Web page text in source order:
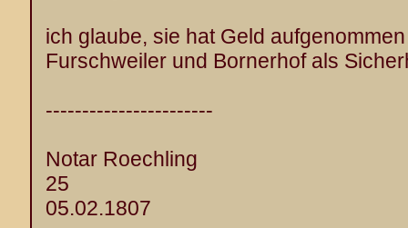
ich glaube, sie hat Geld
Furschweiler und Bornerhof als
-----------------------
Notar Roechling
25
05.02.1807